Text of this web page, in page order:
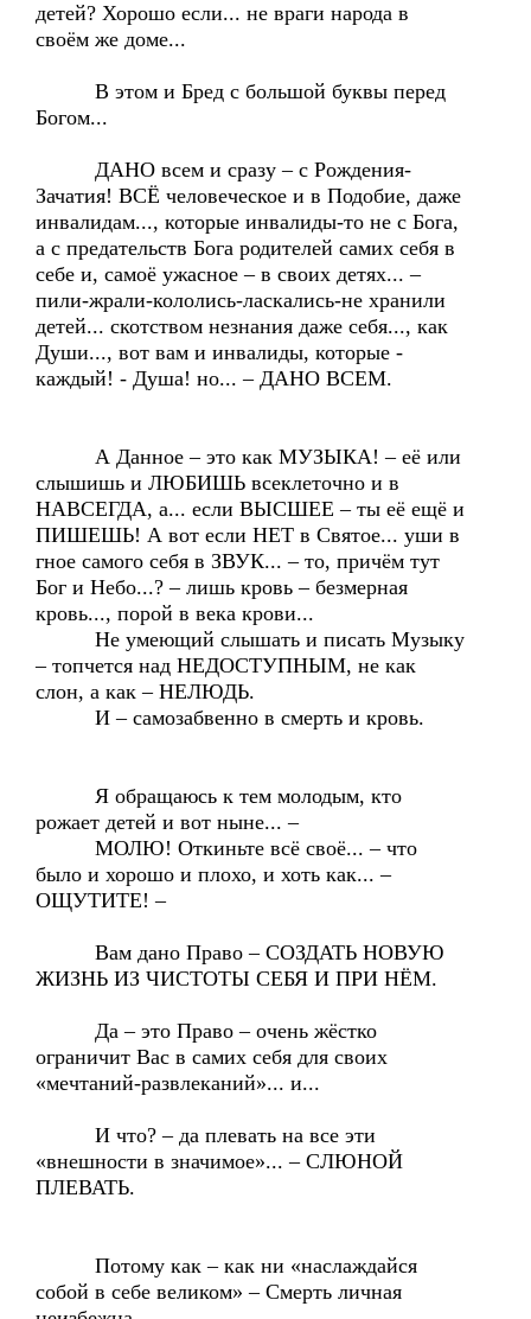
детей? Хорошо если... не враги народа в
своём же доме...
В этом и Бред с большой буквы перед
Богом...
ДАНО всем и сразу – с Рождения-
Зачатия! ВСЁ человеческое и в Подобие, даже
инвалидам..., которые инвалиды-то не с Бога,
а с предательств Бога родителей самих себя в
себе и, самоё ужасное – в своих детях... –
пили-жрали-кололись-ласкались-не хранили
детей... скотством незнания даже себя..., как
Души..., вот вам и инвалиды, которые -
каждый! - Душа! но... – ДАНО ВСЕМ.
А Данное – это как МУЗЫКА! – её или
слышишь и ЛЮБИШЬ всеклеточно и в
НАВСЕГДА, а... если ВЫСШЕЕ – ты её ещё и
ПИШЕШЬ! А вот если НЕТ в Святое... уши в
гное самого себя в ЗВУК... – то, причём тут
Бог и Небо...? – лишь кровь – безмерная
кровь..., порой в века крови...
Не умеющий слышать и писать Музыку
– топчется над НЕДОСТУПНЫМ, не как
слон, а как – НЕЛЮДЬ.
И – самозабвенно в смерть и кровь.
Я обращаюсь к тем молодым, кто
рожает детей и вот ныне... –
МОЛЮ! Откиньте всё своё... – что
было и хорошо и плохо, и хоть как... –
ОЩУТИТЕ! –
Вам дано Право – СОЗДАТЬ НОВУЮ
ЖИЗНЬ ИЗ ЧИСТОТЫ СЕБЯ И ПРИ НЁМ.
Да – это Право – очень жёстко
ограничит Вас в самих себя для своих
«мечтаний-развлеканий»... и...
И что? – да плевать на все эти
«внешности в значимое»... – СЛЮНОЙ
ПЛЕВАТЬ.
Потому как – как ни «наслаждайся
собой в себе великом» – Смерть личная